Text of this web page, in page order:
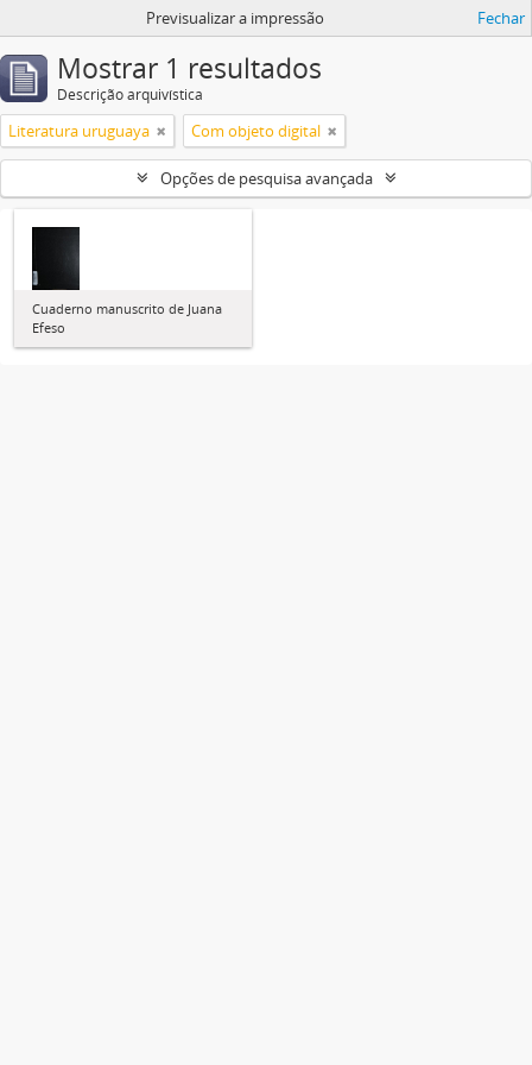
Previsualizar a impressão Fechar
Mostrar 1 resultados
Descrição arquivística
Literatura uruguaya Com objeto digital
Opções de pesquisa avançada
Cuaderno manuscrito de Juana
Efeso